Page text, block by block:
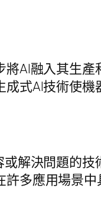
AI融入其生
式AI技術使
解決問題的
多應用場景